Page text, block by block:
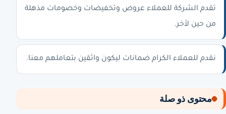
تقدم الشركة للعملاء عروض وتخفيضات وخصومات مذهلة
من حين لأخر.
نقدم للعملاء الكرام ضمانات ليكون واثقين بتعاملهم معنا.
محتوى ذو صلة